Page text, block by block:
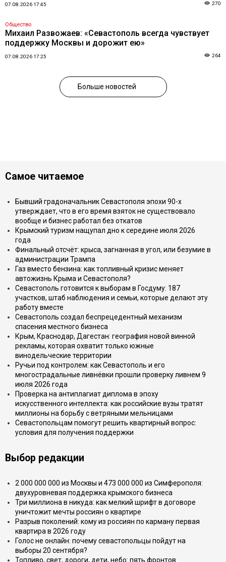
07.08.2026 17:45 270
Общество
Михаил Развожаев: «Севастополь всегда чувствует
поддержку Москвы и дорожит ею»
07.08.2026 17:25 264
Больше новостей
Самое читаемое
Бывший градоначальник Севастополя эпохи 90-х
утверждает, что в его время взяток не существовало
вообще и бизнес работал без откатов
Крымский туризм нащупал дно к середине июля 2026
года
Финальный отсчёт: крыса, загнанная в угол, или безумие в
администрации Трампа
Газ вместо бензина: как топливный кризис меняет
автожизнь Крыма и Севастополя?
Севастополь готовится к выборам в Госдуму: 187
участков, штаб наблюдения и семьи, которые делают эту
работу вместе
Севастополь создал беспрецедентный механизм
спасения местного бизнеса
Крым, Краснодар, Дагестан: география новой винной
рекламы, которая охватит только южные
винодельческие территории
Ручьи под контролем: как Севастополь и его
многострадальные ливнёвки прошли проверку ливнем 9
июля 2026 года
Проверка на антиплагиат диплома в эпоху
искусственного интеллекта: как российские вузы тратят
миллионы на борьбу с ветряными мельницами
Севастопольцам помогут решить квартирный вопрос:
условия для получения поддержки
Выбор редакции
2 000 000 000 из Москвы и 473 000 000 из Симферополя:
двухуровневая поддержка крымского бизнеса
Три миллиона в никуда: как мелкий шрифт в договоре
уничтожит мечты россиян о квартире
Разрыв поколений: кому из россиян по карману первая
квартира в 2026 году
Голос не онлайн: почему севастопольцы пойдут на
выборы 20 сентября?
Топливо, свет, дороги, дети, небо: пять фронтов